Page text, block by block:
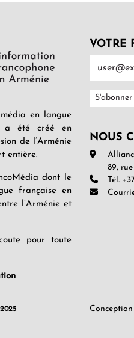
en langue
a été créé en
de l’Arménie
entière.
dont le
française en
l’Arménie et
pour toute
VOTRE
NOUS
89,
Tél.